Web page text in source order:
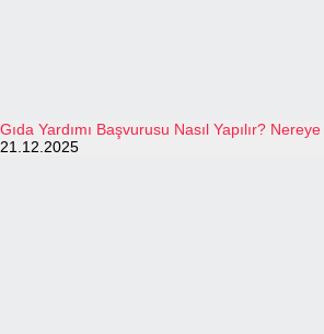
Gıda Yardımı Başvurusu Nasıl Yapılır? Nereye
21.12.2025